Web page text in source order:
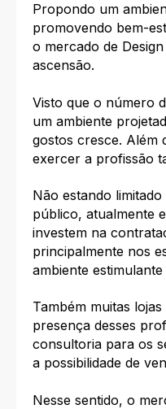
Propondo um
promovendo bem-
o mercado de
ascensão.
Visto que o número
um ambiente
gostos cresce. Além
exercer a profissão
Não estando
público, atualmente
investem na
principalmente nos
ambiente
Também muitas
presença desses
consultoria para os
a possibilidade de
Nesse sentido, o